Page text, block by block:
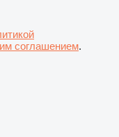
соглашением.